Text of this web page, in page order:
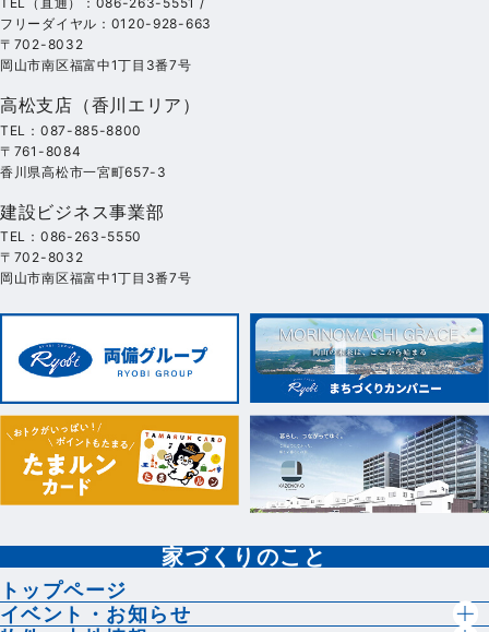
フリーダイヤル：0120-928-663
〒702-8032
岡山市南区福富中1丁目3番7号
高松支店（香川エリア）
TEL：087-885-8800
〒761-8084
香川県高松市一宮町657-3
建設ビジネス事業部
TEL：086-263-5550
〒702-8032
岡山市南区福富中1丁目3番7号
家づくりのこと
トップページ
イベント・お知らせ